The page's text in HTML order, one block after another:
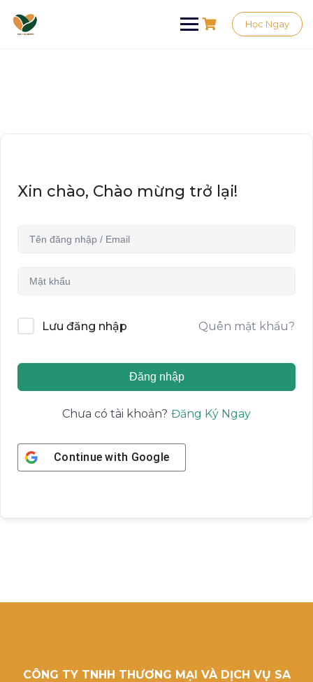
Học Ngay
Xin chào, Chào mừng trở lại!
Lưu đăng nhập Quên mật khẩu?
Đăng nhập
Chưa có tài khoản? Đăng Ký Ngay
Continue with Google
CÔNG TY TNHH THƯƠNG MẠI VÀ DỊCH VỤ SA